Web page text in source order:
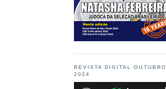
REVISTA DIGITAL OUTUBRO
2024